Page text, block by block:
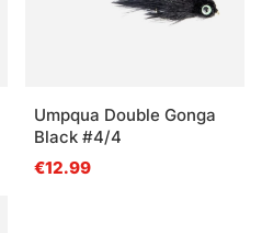
Umpqua Double Gonga
Black #4/4
€12.99